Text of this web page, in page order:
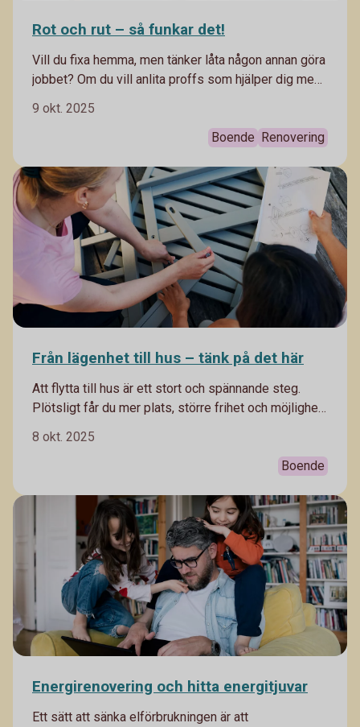
Rot och rut – så funkar det!
Vill du fixa hemma, men tänker låta någon annan göra
jobbet? Om du vill anlita proffs som hjälper dig med
fackkunnig renovera ditt badrum kan du göra avdrag
9 okt. 2025
Boende Renovering
Från lägenhet till hus – tänk på det här
Att flytta till hus är ett stort och spännande steg.
Plötsligt får du mer plats, större frihet och möjlighet
samtidigt innebär det nya kostnader och ansvar. Vår
privatekonom Arturo Arques ger dig sex tips på vad
8 okt. 2025
Boende
Energirenovering och hitta energitjuvar
Ett sätt att sänka elförbrukningen är att